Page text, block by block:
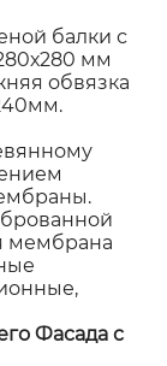
балки с
мм
обвязка
мембрана
Фасада с